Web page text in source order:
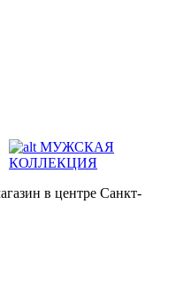
МУЖСКАЯ
КОЛЛЕКЦИЯ
в центре Санкт-